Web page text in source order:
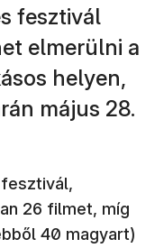
fesztivál
elmerülni a
helyen,
május 28.
26 filmet, míg
40 magyart)